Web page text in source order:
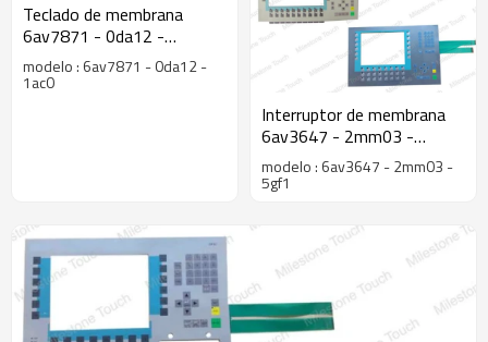
Teclado de membrana
6av7871 - 0da12 -
1ac0/6av7871 - 0da12 -
1ac0 teclado de membrana
modelo : 6av7871 - 0da12 -
1ac0
Interruptor de membrana
6av3647 - 2mm03 -
5gf1/6av3647 - 2mm03 -
5gf1 interruptor de
modelo : 6av3647 - 2mm03 -
5gf1